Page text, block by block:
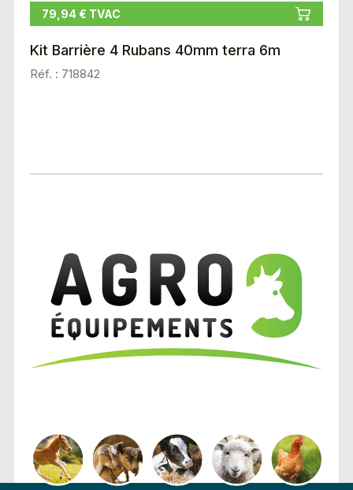
79,94 € TVAC
Kit Barrière 4 Rubans 40mm terra 6m
Réf. : 718842